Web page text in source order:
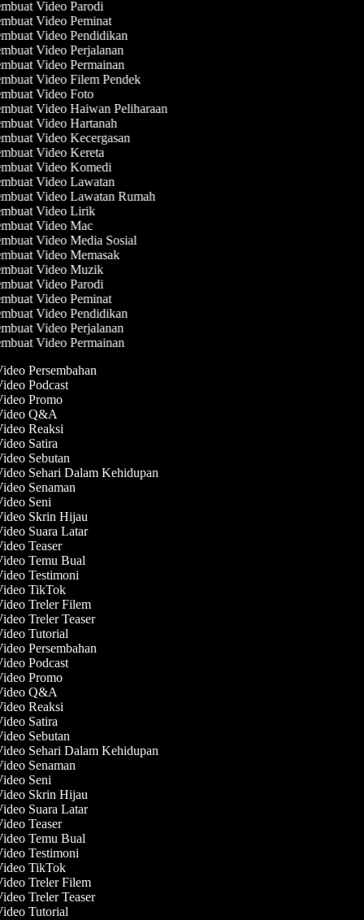
Video Parodi
Video Peminat
Video Pendidikan
Video Perjalanan
Video Permainan
Video Filem Pendek
Video Foto
Video Haiwan Peliharaan
Video Hartanah
Video Kecergasan
Video Kereta
Video Komedi
Video Lawatan
Video Lawatan Rumah
Video Lirik
Video Mac
Video Media Sosial
Video Memasak
Video Muzik
Video Parodi
Video Peminat
Video Pendidikan
Video Perjalanan
Video Permainan
Persembahan
Podcast
Promo
Q&A
Reaksi
Satira
Sebutan
Sehari Dalam Kehidupan
Senaman
Seni
Skrin Hijau
Suara Latar
Teaser
Temu Bual
Testimoni
TikTok
Treler Filem
Treler Teaser
Tutorial
Persembahan
Podcast
Promo
Q&A
Reaksi
Satira
Sebutan
Sehari Dalam Kehidupan
Senaman
Seni
Skrin Hijau
Suara Latar
Teaser
Temu Bual
Testimoni
TikTok
Treler Filem
Treler Teaser
Tutorial